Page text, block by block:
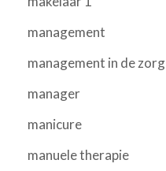
management
management in de zorg
manager
manicure
manuele therapie